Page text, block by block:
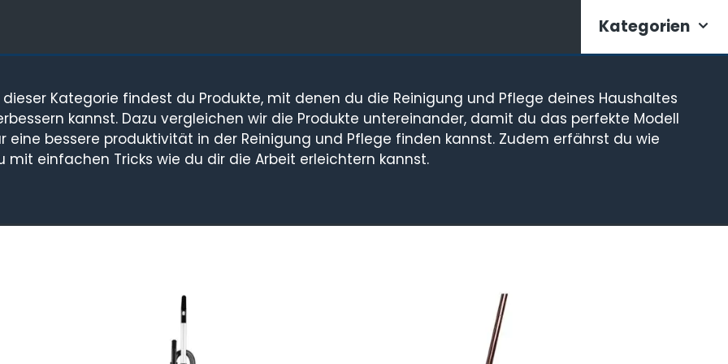
Kategorien
dieser Kategorie findest du Produkte, mit denen du die Reinigung und Pflege deines Haushaltes
kannst. Dazu vergleichen wir die Produkte untereinander, damit du das perfekte Modell
eine bessere produktivität in der Reinigung und Pflege finden kannst. Zudem erfährst du wie
mit einfachen Tricks wie du dir die Arbeit erleichtern kannst.